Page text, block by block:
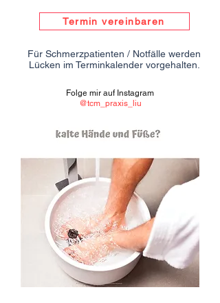
Termin vereinbaren
Für Schmerzpatienten / Notfälle werden
Lücken im Terminkalender vorgehalten.
Folge mir auf Instagram
@tcm_praxis_liu